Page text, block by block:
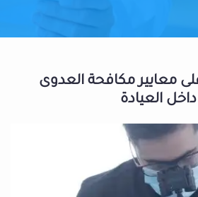
معايير مكافحة العدوى
داخل العيادة